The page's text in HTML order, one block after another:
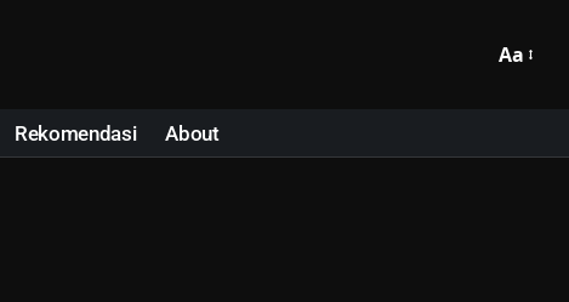
Aa
Rekomendasi About